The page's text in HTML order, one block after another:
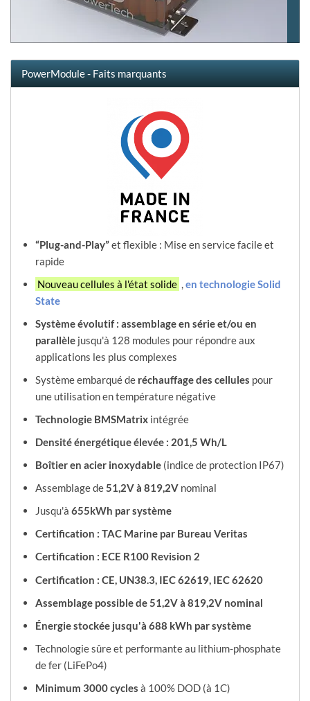
PowerModule - Faits marquants
“Plug-and-Play”et flexible : Mise en service facile et
rapide
Nouveau cellules à l'état solide ,en technologie Solid
State
Système évolutif : assemblage en série et/ou en
parallèlejusqu'à 128 modules pour répondre aux
applications les plus complexes
Système embarqué de réchauffage des cellules pour
une utilisation en température négative
Technologie BMSMatrixintégrée
Densité énergétique élevée : 201,5 Wh/L
Boîtier en acier inoxydable(indice de protection IP67)
Assemblage de51,2V à 819,2Vnominal
Jusqu'à 655kWh par système
Certification : TAC Marine par Bureau Veritas
Certification : ECE R100 Revision 2
Certification : CE, UN38.3, IEC 62619, IEC 62620
Assemblage possible de 51,2V à 819,2V nominal
Énergie stockée jusqu'à 688 kWh par système
Technologie sûre et performante au lithium-phosphate
de fer (LiFePo4)
Minimum 3000 cycles à 100% DOD (à 1C)